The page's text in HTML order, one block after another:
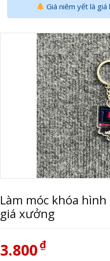
Giá niêm yết là
Làm móc khóa
giá xưởng
3.800₫